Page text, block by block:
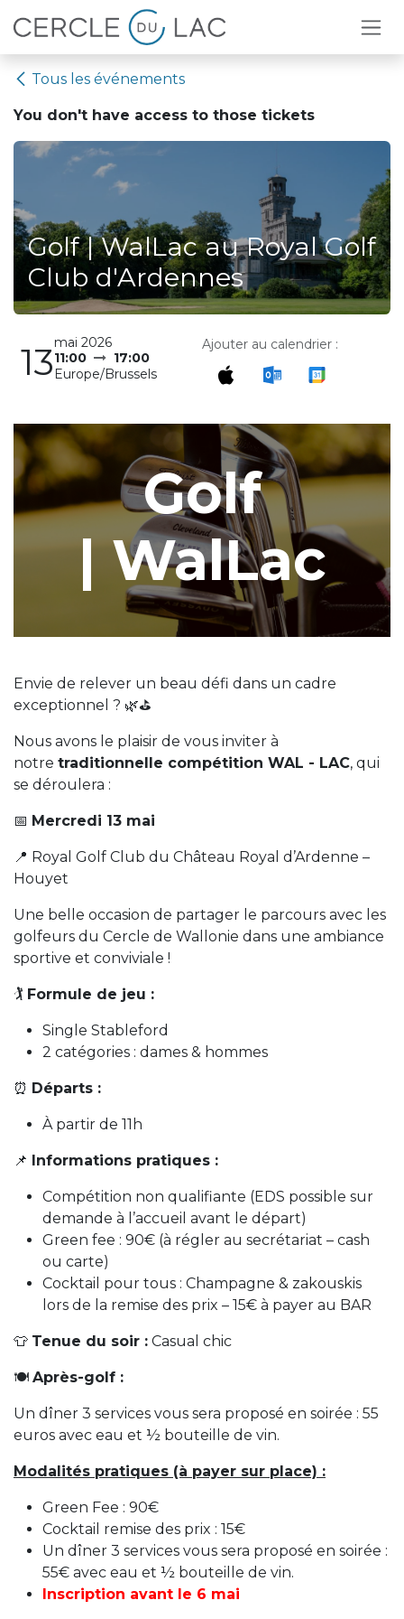
Se rendre au contenu
Tous les événements
You don't have access to those tickets
Golf | WalLac au Royal Golf
Club d'Ardennes
13mai 2026
11:00
17:00
Europe/Brussels
Ajouter au calendrier :
Golf
| WalLac
Envie de relever un beau défi dans un cadre
exceptionnel ? 🌿⛳
Nous avons le plaisir de vous inviter à
notre traditionnelle compétition WAL - LAC, qui
se déroulera :
📅 Mercredi 13 mai
📍 Royal Golf Club du Château Royal d’Ardenne –
Houyet
Une belle occasion de partager le parcours avec les
golfeurs du Cercle de Wallonie dans une ambiance
sportive et conviviale !
🏌️ Formule de jeu :
Single Stableford
2 catégories : dames & hommes
⏰ Départs :
À partir de 11h
📌 Informations pratiques :
Compétition non qualifiante (EDS possible sur
demande à l’accueil avant le départ)
Green fee : 90€ (à régler au secrétariat – cash
ou carte)
Cocktail pour tous : Champagne & zakouskis
lors de la remise des prix – 15€ à payer au BAR
👕 Tenue du soir : Casual chic
🍽️ Après-golf :
Un dîner 3 services vous sera proposé en soirée : 55
euros avec eau et ½ bouteille de vin.
Modalités pratiques (à payer sur place) :
Green Fee : 90€
Cocktail remise des prix : 15€
Un dîner 3 services vous sera proposé en soirée :
55€ avec eau et ½ bouteille de vin.
Inscription avant le 6 mai